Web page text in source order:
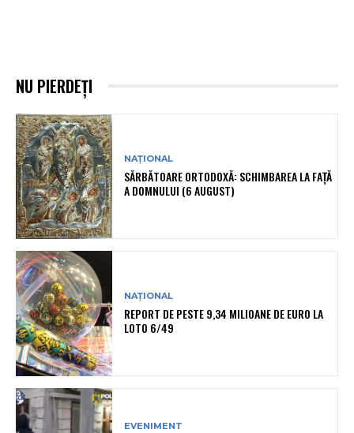
NU PIERDEȚI
NAȚIONAL
SĂRBĂTOARE ORTODOXĂ: SCHIMBAREA LA FAȚĂ
A DOMNULUI (6 AUGUST)
NAȚIONAL
REPORT DE PESTE 9,34 MILIOANE DE EURO LA
LOTO 6/49
EVENIMENT